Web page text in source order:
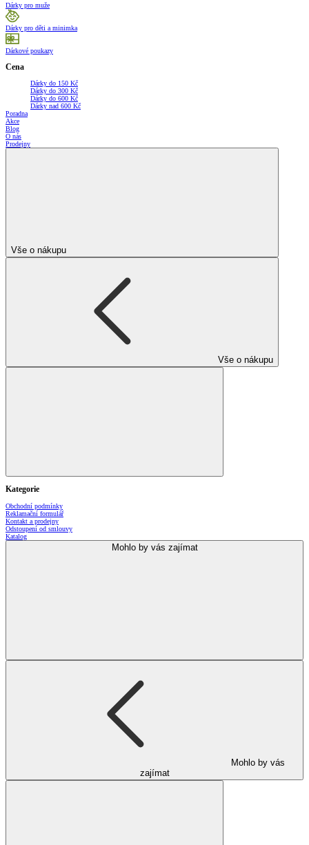
Dárky pro muže
Dárky pro děti a minimka
Dárkové poukazy
Cena
Dárky do 150 Kč
Dárky do 300 Kč
Dárky do 600 Kč
Dárky nad 600 Kč
Poradna
Akce
Blog
O nás
Prodejny
Vše o nákupu
Vše o nákupu
Kategorie
Obchodní podmínky
Reklamační formulář
Kontakt a prodejny
Odstoupení od smlouvy
Katalog
Mohlo by vás zajímat
Mohlo by vás
zajímat